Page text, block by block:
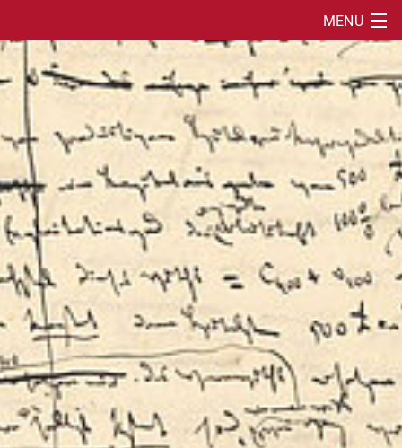
MENU
SUCHE
PROJEKTBESCHREIBUNG
MEGA-BÄNDE
PUBLIKATIONEN
IMES
MITARBEITER*INNEN